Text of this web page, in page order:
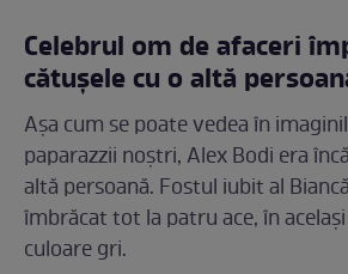
Celebrul om de afaceri
cătușele cu o altă
Așa cum se poate vedea în
paparazzii noștri, Alex Bodi era
altă persoană. Fostul iubit al
îmbrăcat tot la patru ace, în
culoare gri.